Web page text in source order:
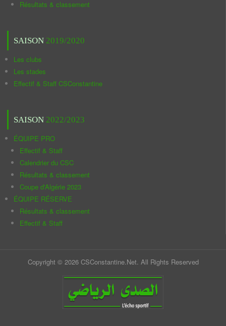
Résultats & classement
SAISON 2019/2020
Les clubs
Les stades
Effectif & Staff CSConstantine
SAISON 2022/2023
ÉQUIPE PRO
Effectif & Staff
Calendrier du CSC
Résultats & classement
Coupe d'Algérie 2023
ÉQUIPE RÉSERVE
Résultats & classement
Effectif & Staff
Copyright © 2026 CSConstantine.Net. All Rights Reserved